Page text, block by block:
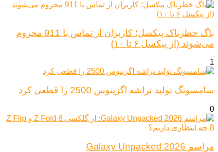
باگ خطرناک پیکسل؛ کاربران از تماس با 911 محروم
می‌شوند (از پیکسل ۶ تا ۱۰)
1
سامسونگ تولید تراشه اگزینوس 2500 را قطعی کرد
0
مراسم Galaxy Unpacked 2026